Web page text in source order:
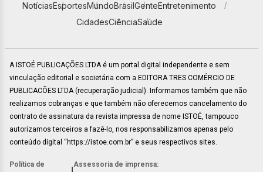
NotíciasEsportesMundoBrasilGenteEntretenimento
CidadesCiênciaSaúde
A ISTOÉ PUBLICAÇÕES LTDA é um portal digital independente e sem
vinculação editorial e societária com a EDITORA TRES COMÉRCIO DE
PUBLICACÕES LTDA (recuperação judicial). Informamos também que não
realizamos cobranças e que também não oferecemos cancelamento do
contrato de assinatura da revista impressa de nome ISTOÉ, tampouco
autorizamos terceiros a fazê-lo, nos responsabilizamos apenas pelo
conteúdo digital “https://istoe.com.br” e seus respectivos sites.
Política de Assessoria de imprensa: